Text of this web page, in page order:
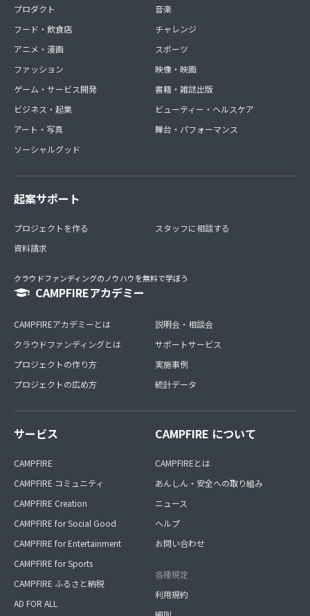
プロダクト
フード・飲食店
アニメ・漫画
ファッション
ゲーム・サービス開発
ビジネス・起業
アート・写真
ソーシャルグッド
音楽
チャレンジ
スポーツ
映像・映画
書籍・雑誌出版
ビューティー・ヘルスケア
舞台・パフォーマンス
起案サポート
プロジェクトを作る
資料請求
スタッフに相談する
クラウドファンディングのノウハウを無料で学ぼう
CAMPFIREアカデミー
CAMPFIREアカデミーとは
クラウドファンディングとは
プロジェクトの作り方
プロジェクトの広め方
説明会・相談会
サポートサービス
実施事例
統計データ
サービス
CAMPFIRE
CAMPFIRE コミュニティ
CAMPFIRE Creation
CAMPFIRE for Social Good
CAMPFIRE for Entertainment
CAMPFIRE for Sports
CAMPFIRE ふるさと納税
AD FOR ALL
CAMPFIRE について
CAMPFIREとは
あんしん・安全への取り組み
ニュース
ヘルプ
お問い合わせ
各種規定
利用規約